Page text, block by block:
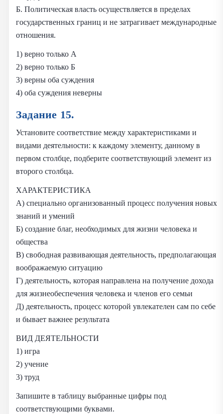
Б. Политическая власть осуществляется в пределах
государственных границ и не затрагивает международные
отношения.
1) верно только А
2) верно только Б
3) верны оба суждения
4) оба суждения неверны
Задание 15.
Установите соответствие между характеристиками и
видами деятельности: к каждому элементу, данному в
первом столбце, подберите соответствующий элемент из
второго столбца.
ХАРАКТЕРИСТИКА
А) специально организованный процесс получения новых
знаний и умений
Б) создание благ, необходимых для жизни человека и
общества
В) свободная развивающая деятельность, предполагающая
воображаемую ситуацию
Г) деятельность, которая направлена на получение дохода
для жизнеобеспечения человека и членов его семьи
Д) деятельность, процесс которой увлекателен сам по себе
и бывает важнее результата
ВИД ДЕЯТЕЛЬНОСТИ
1) игра
2) учение
3) труд
Запишите в таблицу выбранные цифры под
соответствующими буквами.